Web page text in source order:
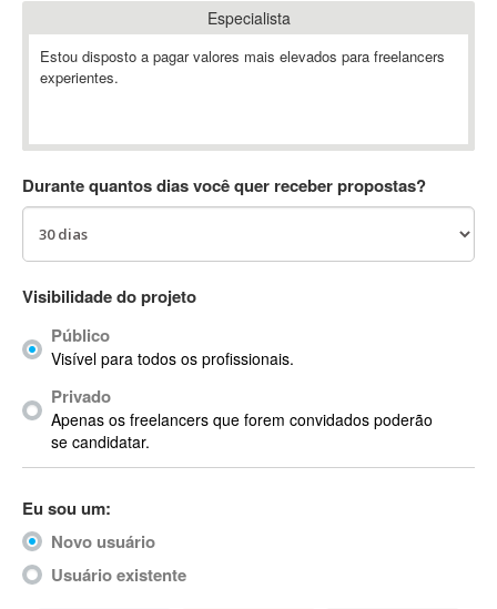
Ableton Push
Abstract
AC3
ACID Pro
ACPI
Acrobat
Acrobat X
Acronis
ACT
Actimize
ActionScript
ActionScript 3
Especialista
Estou disposto a pagar valores mais elevados para freelancers
experientes.
Durante quantos dias você quer receber propostas?
Visibilidade do projeto
Público
Visível para todos os profissionais.
Privado
Apenas os freelancers que forem convidados poderão
se candidatar.
Eu sou um:
Novo usuário
Usuário existente